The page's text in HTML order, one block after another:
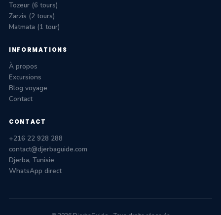
Tozeur (6 tours)
Zarzis (2 tours)
Matmata (1 tour)
INFORMATIONS
À propos
Excursions
Blog voyage
Contact
CONTACT
+216 22 928 288
contact@djerbaguide.com
Djerba, Tunisie
WhatsApp direct